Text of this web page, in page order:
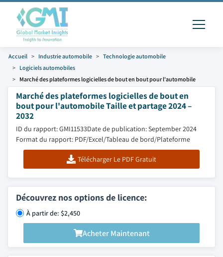
Accueil Industrie automobile
Technologie automobile
Logiciels automobiles
Marché des plateformes logicielles de bout en bout pour l'automobile
Marché des plateformes logicielles de bout en
bout pour l'automobile Taille et partage 2024 –
2032
ID du rapport: GMI11533Date de publication: September 2024
Format du rapport: PDF/Excel/Tableau de bord/Plateforme
Télécharger Le PDF Gratuit
Découvrez nos options de licence:
À partir de: $2,450
Acheter Maintenant